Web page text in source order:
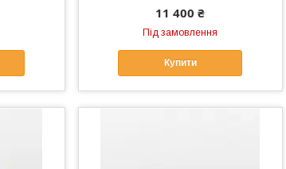
11 400 ₴
Під замовлення
Купити